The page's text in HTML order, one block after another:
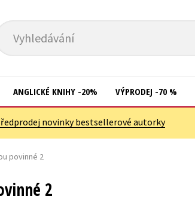
Vyhledávání
Kuchařky
New Adult
ANGLICKÉ KNIHY -20% VÝPRODEJ -70 %
novinky bestsellerové autorky
povinné 2
2